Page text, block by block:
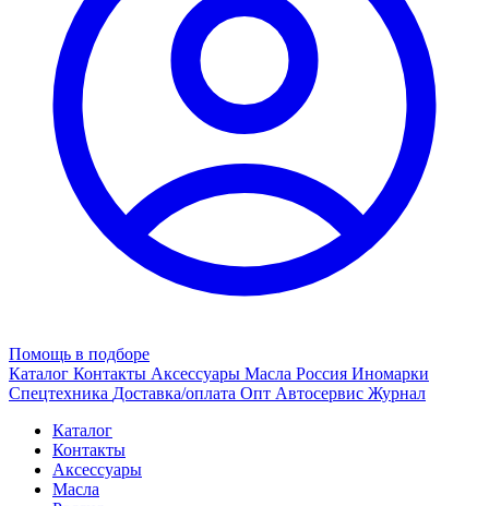
Помощь в подборе
Каталог Контакты Аксессуары Масла Россия Иномарки
Спецтехника Доставка/оплата Опт Автосервис Журнал
Каталог
Контакты
Аксессуары
Масла